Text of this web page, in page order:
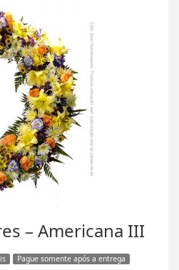
– Americana III
Pague somente após a entrega